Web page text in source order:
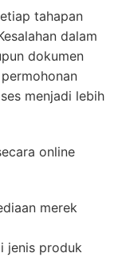
tahapan
dalam
dokumen
menjadi lebih
online
merek
jenis produk